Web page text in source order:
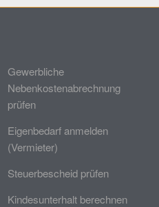
Gewerbliche
Nebenkostenabrechnung
prüfen
Eigenbedarf anmelden
(Vermieter)
Steuerbescheid prüfen
Kindesunterhalt berechnen